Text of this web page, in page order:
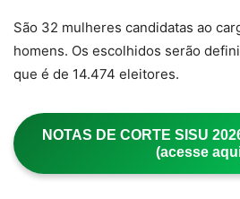
São 32 mulheres candidatas ao
homens. Os escolhidos serão
que é de 14.474 eleitores.
NOTAS DE CORTE SISU
(acesse